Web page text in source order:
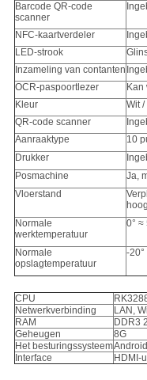
Barcode QR-code
scanner
NFC-kaartverdeler
LED-strook
Inzameling van contanten
OCR-paspoortlezer
Kan
Kleur
Wit /
QR-code scanner
Aanraaktype
10
Drukker
Posmachine
Ja,
Vloerstand
Normale
werktemperatuur
0° ≈
Normale
opslagtemperatuur
-20°
CPU
Netwerkverbinding
LAN,
RAM
DDR3
Geheugen
8G
Het besturingssysteem
Interface
HDMI-